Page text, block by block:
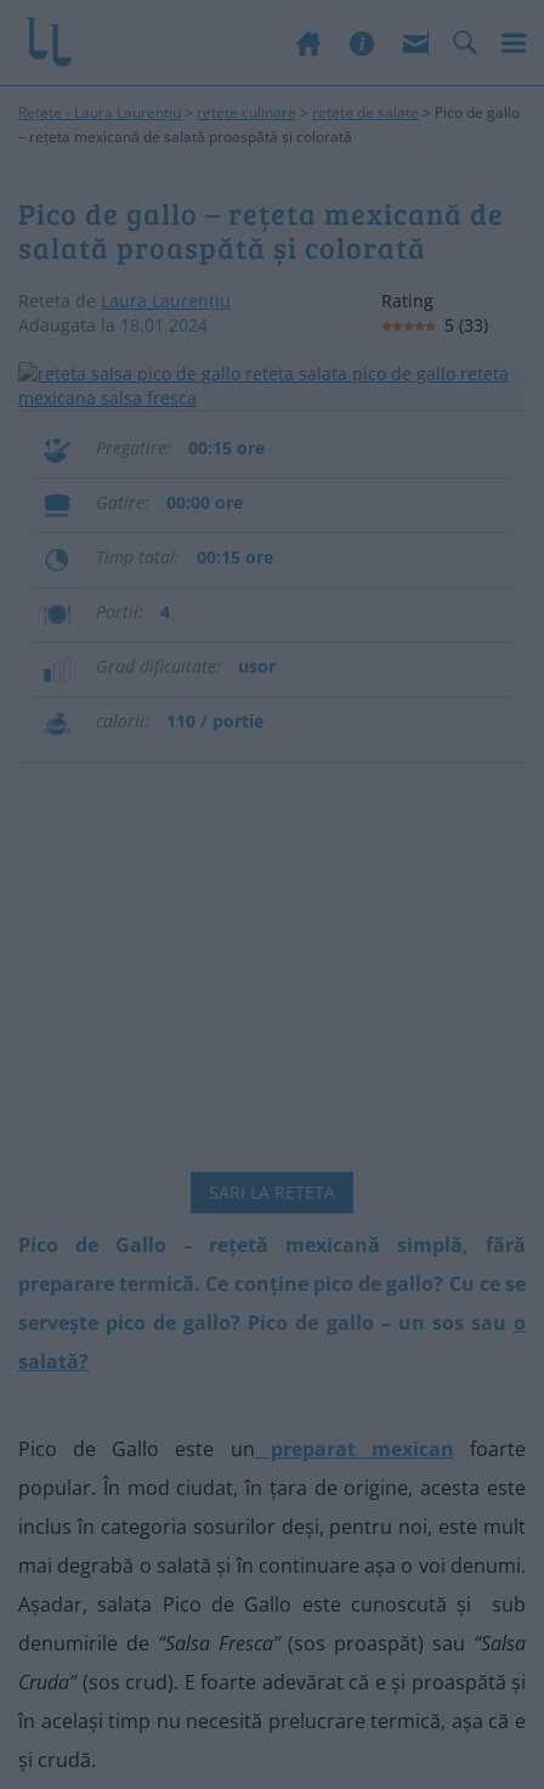
Rețete - Laura Laurențiu > retete culinare > retete de salate > Pico de gallo
– rețeta mexicană de salată proaspătă și colorată
Pico de gallo – rețeta mexicană de
salată proaspătă și colorată
Reteta de Laura Laurențiu
Adaugata la 18.01.2024
Rating
5 (33)
Pregatire 00:15 ore
Gatire 00:00 ore
Timp total 00:15 ore
Portii 4
Grad dificultate usor
calorii 110 / portie
SARI LA RETETA
Pico de Gallo – rețetă mexicană simplă, fără
preparare termică. Ce conține pico de gallo? Cu ce se
servește pico de gallo? Pico de gallo – un sos sau o
salată?
Pico de Gallo este un preparat mexican foarte
popular. În mod ciudat, în țara de origine, acesta este
inclus în categoria sosurilor deși, pentru noi, este mult
mai degrabă o salată și în continuare așa o voi denumi.
Așadar, salata Pico de Gallo este cunoscută și sub
denumirile de “Salsa Fresca”(sos proaspăt) sau “Salsa
Cruda”(sos crud). E foarte adevărat că e și proaspătă și
în același timp nu necesită prelucrare termică, așa că e
și crudă.